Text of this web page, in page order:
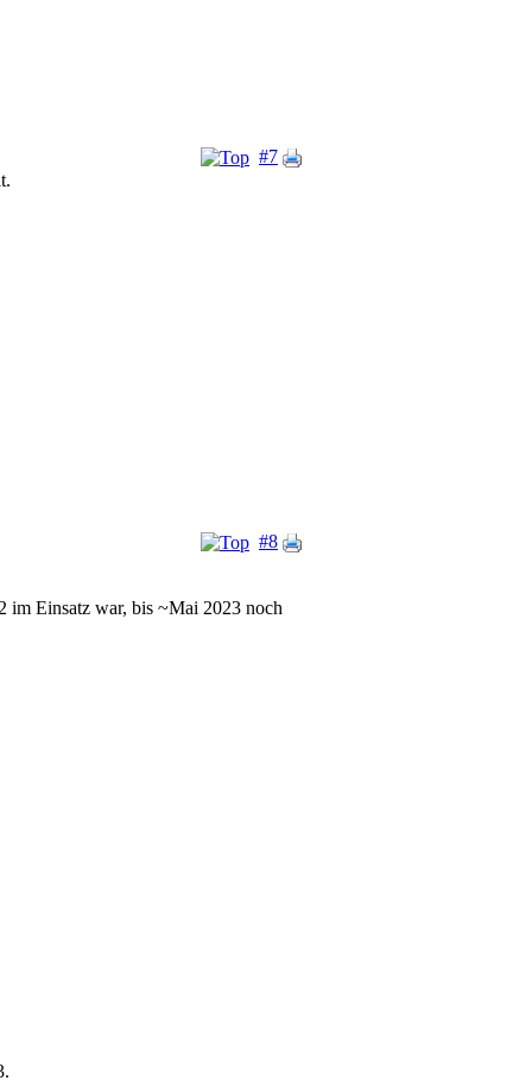
#7
#8
im Einsatz war, bis ~Mai 2023 noch